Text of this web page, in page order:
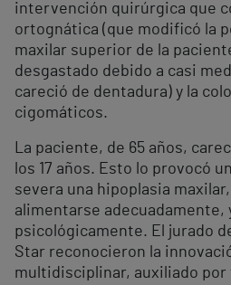
intervención quirúrgica que
ortognática (que modificó la
maxilar superior de la
desgastado debido a casi
careció de dentadura) y la
cigomáticos.
La paciente, de 65 años,
los 17 años. Esto lo provocó
severa una hipoplasia
alimentarse adecuadamente,
psicológicamente. El jurado
Star reconocieron la
multidisciplinar, auxiliado por